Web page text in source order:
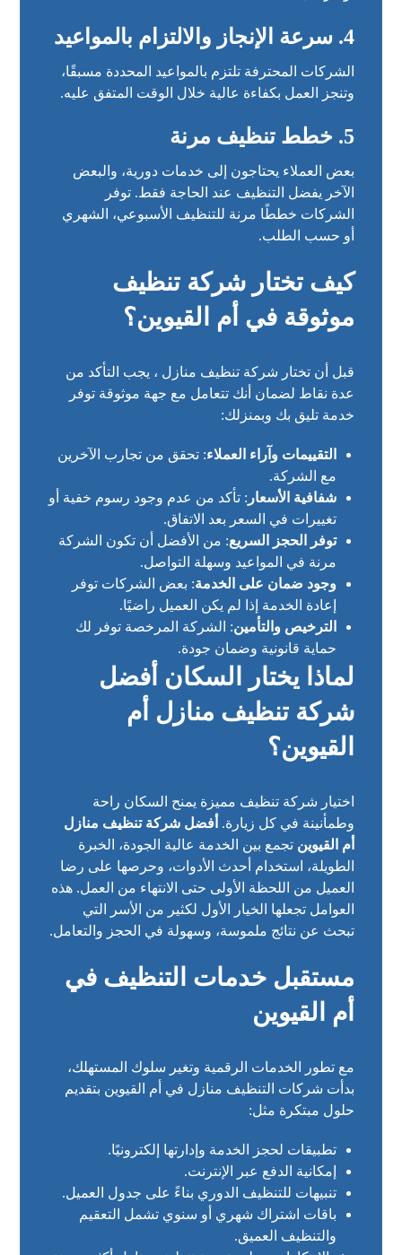
4. سرعة الإنجاز والالتزام بالمواعيد
الشركات المحترفة تلتزم بالمواعيد المحددة مسبقًا،
وتنجز العمل بكفاءة عالية خلال الوقت المتفق عليه.
5. خطط تنظيف مرنة
بعض العملاء يحتاجون إلى خدمات دورية، والبعض
الآخر يفضل التنظيف عند الحاجة فقط. توفر
الشركات خططًا مرنة للتنظيف الأسبوعي، الشهري
أو حسب الطلب.
كيف تختار شركة تنظيف
موثوقة في أم القيوين؟
قبل أن تختار شركة تنظيف منازل ، يجب التأكد من
عدة نقاط لضمان أنك تتعامل مع جهة موثوقة توفر
خدمة تليق بك وبمنزلك:
التقييمات وآراء العملاء: تحقق من تجارب الآخرين
مع الشركة.
شفافية الأسعار : تأكد من عدم وجود رسوم خفية أو
تغييرات في السعر بعد الاتفاق.
توفر الحجز السريع: من الأفضل أن تكون الشركة
مرنة في المواعيد وسهلة التواصل.
وجود ضمان على الخدمة: بعض الشركات توفر
إعادة الخدمة إذا لم يكن العميل راضيًا.
الترخيص والتأمين: الشركة المرخصة توفر لك
حماية قانونية وضمان جودة.
لماذا يختار السكان أفضل
شركة تنظيف منازل أم
القيوين؟
اختيار شركة تنظيف مميزة يمنح السكان راحة
وطمأنينة في كل زيارة. أفضل شركة تنظيف منازل
أم القيوين تجمع بين الخدمة عالية الجودة، الخبرة
الطويلة، استخدام أحدث الأدوات، وحرصها على رضا
العميل من اللحظة الأولى حتى الانتهاء من العمل. هذه
العوامل تجعلها الخيار الأول لكثير من الأسر التي
تبحث عن نتائج ملموسة، وسهولة في الحجز والتعامل.
مستقبل خدمات التنظيف في
أم القيوين
مع تطور الخدمات الرقمية وتغير سلوك المستهلك،
بدأت شركات التنظيف منازل في أم القيوين بتقديم
حلول مبتكرة مثل:
تطبيقات لحجز الخدمة وإدارتها إلكترونيًا.
إمكانية الدفع عبر الإنترنت.
تنبيهات للتنظيف الدوري بناءً على جدول العميل.
باقات اشتراك شهري أو سنوي تشمل التعقيم
والتنظيف العميق.